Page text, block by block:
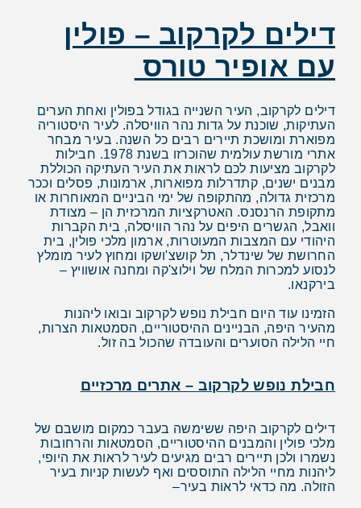
דילים לקרקוב – פולין
עם אופיר טורס
דילים לקרקוב, העיר השנייה בגודל בפולין ואחת הערים
העתיקות, שוכנת על גדות נהר הוויסלה. לעיר היסטוריה
מפוארת ומושכת תיירים רבים כל השנה. בעיר מבחר
אתרי מורשת עולמית שהוכרזו בשנת 1978. חבילות
לקרקוב מציעות לכם לראות את העיר העתיקה הכוללת
מבנים ישנים, קתדרלות מפוארות, ארמונות, פסלים וככר
מרכזית גדולה, מהתקופה של ימי הביניים המאוחרות או
מתקופת הרנסנס. האטרקציות המרכזית הן – מצודת
וואבל, הגשרים היפים על נהר הוויסלה, בית הקברות
היהודי עם המצבות המעוטרות, ארמון מלכי פולין, בית
החרושת של שינדלר, תל קושצ'ושקו ומחוץ לעיר מומלץ
לנסוע למכרות המלח של וילוצ'קה ומחנה אושוויץ –
בירקנאו.
הזמינו עוד היום חבילת נופש לקרקוב ובואו ליהנות
מהעיר היפה, הבניינים ההיסטוריים, הסמטאות הצרות,
חיי הלילה הסוערים והעובדה שהכול בה זול.
חבילת נופש לקרקוב – אתרים מרכזיים
דילים לקרקוב היפה ששימשה בעבר כמקום מושבם של
מלכי פולין והמבנים ההיסטוריים, הסמטאות והרחובות
נשמרו ולכן תיירים רבים מגיעים לעיר לראות את היופי,
ליהנות מחיי הלילה התוססים ואף לעשות קניות בעיר
הזולה. מה כדאי לראות בעיר–